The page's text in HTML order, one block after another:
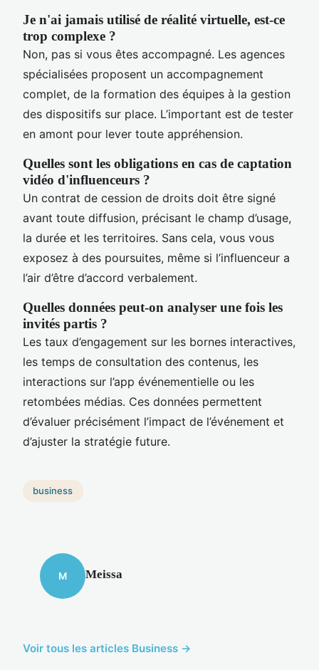
Je n'ai jamais utilisé de réalité virtuelle, est-ce
trop complexe ?
Non, pas si vous êtes accompagné. Les agences
spécialisées proposent un accompagnement
complet, de la formation des équipes à la gestion
des dispositifs sur place. L’important est de tester
en amont pour lever toute appréhension.
Quelles sont les obligations en cas de captation
vidéo d'influenceurs ?
Un contrat de cession de droits doit être signé
avant toute diffusion, précisant le champ d’usage,
la durée et les territoires. Sans cela, vous vous
exposez à des poursuites, même si l’influenceur a
l’air d’être d’accord verbalement.
Quelles données peut-on analyser une fois les
invités partis ?
Les taux d’engagement sur les bornes interactives,
les temps de consultation des contenus, les
interactions sur l’app événementielle ou les
retombées médias. Ces données permettent
d’évaluer précisément l’impact de l’événement et
d’ajuster la stratégie future.
business
M Meissa
Voir tous les articles Business →